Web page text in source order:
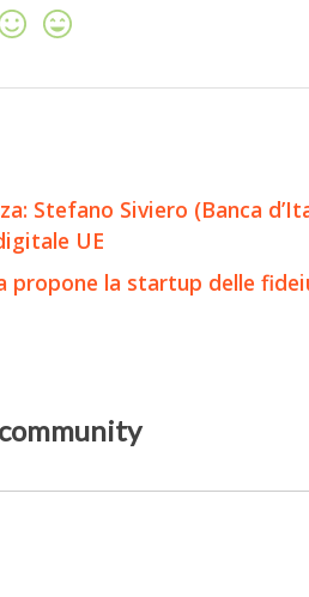
Stefano Siviero (Banca
UE
propone la startup delle